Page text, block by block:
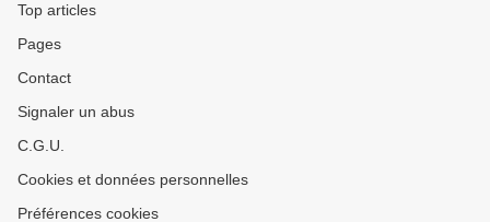
Top articles
Pages
Contact
Signaler un abus
C.G.U.
Cookies et données personnelles
Préférences cookies